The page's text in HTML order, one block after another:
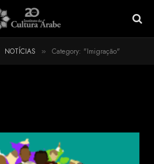
NOTÍCIAS » Category: "Imigração"